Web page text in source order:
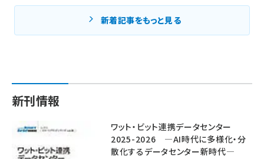
新着記事をもっと見る
新刊情報
ワット・ビット連携データセンター
2025-2026 ―AI時代に多様化・分
散化するデータセンター新時代―